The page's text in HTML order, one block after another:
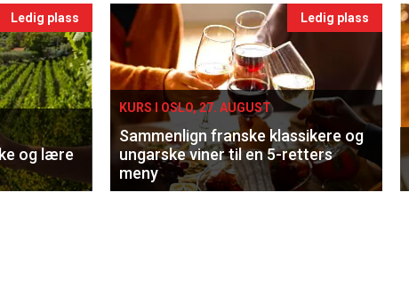
Ledig plass
og lære
Ledig plass
KURS I OSLO, 27. AUGUST
Sammenlign franske klassikere og
ungarske viner til en 5-retters
meny